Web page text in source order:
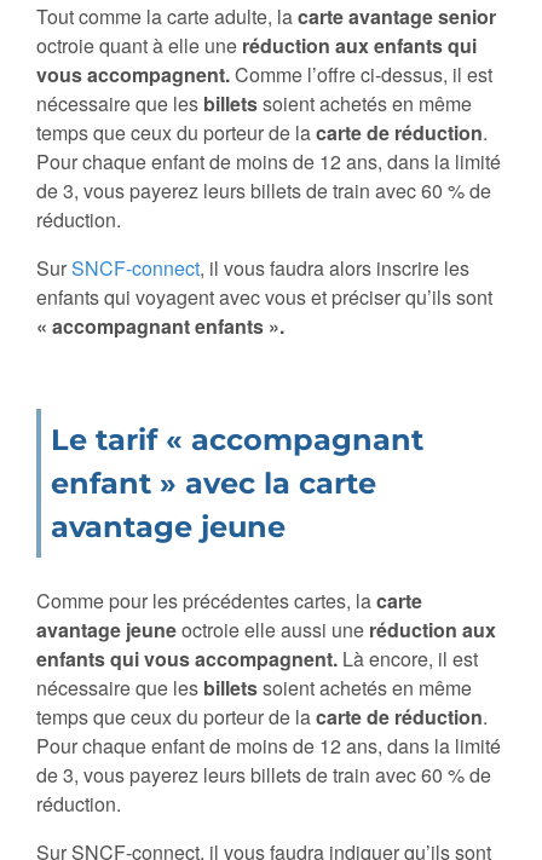
Tout comme la carte adulte, lacarte avantage senior
octroie quant à elle une réduction aux enfants qui
vous accompagnent.Comme l’offre ci-dessus, il est
nécessaire que les billetssoient achetés en même
temps que ceux du porteur de lacarte de réduction.
Pour chaque enfant de moins de 12 ans, dans la limité
de 3, vous payerez leurs billets de train avec 60 % de
réduction.
SurSNCF-connect, il vous faudra alors inscrire les
enfants qui voyagent avec vous et préciser qu’ils sont
« accompagnant enfants ».
Le tarif « accompagnant
enfant » avec la carte
avantage jeune
Comme pour les précédentes cartes, lacarte
avantage jeuneoctroie elle aussi une réduction aux
enfants qui vous accompagnent. Là encore, il est
nécessaire que les billetssoient achetés en même
temps que ceux du porteur de lacarte de réduction.
Pour chaque enfant de moins de 12 ans, dans la limité
de 3, vous payerez leurs billets de train avec 60 % de
réduction.
Sur SNCF-connect, il vous faudra indiquer qu’ils sont